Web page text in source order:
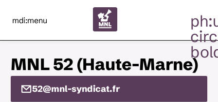
mdi:menu
MNL 52 (Haute-Marne)
52@mnl-syndicat.fr